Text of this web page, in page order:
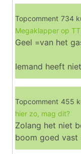
Topcomment 734
Megaklapper op
Geel =van het
Iemand heeft
Topcomment 455
hier zo, mag dit?
Zolang het niet
boom goed vast